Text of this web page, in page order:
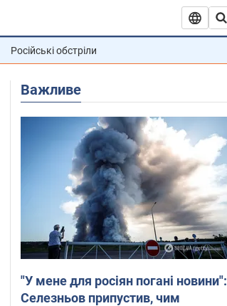
Російські обстріли
Важливе
"У мене для росіян погані новини":
Селезньов припустив, чим